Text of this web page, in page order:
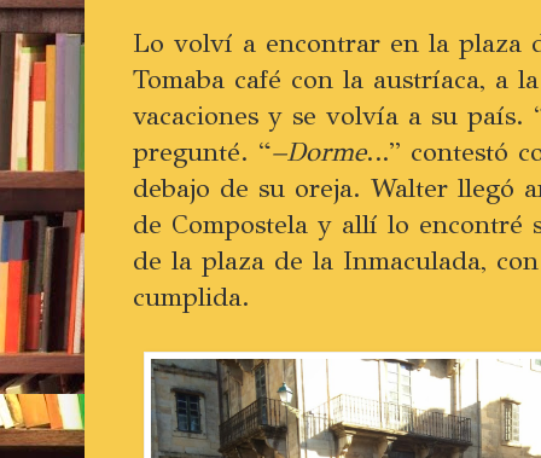
Lo volví a encontrar en la plaza
Tomaba café con la austríaca, a
vacaciones y se volvía a su país.
pregunté. “–Dorme…” contestó
debajo de su oreja. Walter llegó
de Compostela y allí lo encontré
de la plaza de la Inmaculada,
cumplida.